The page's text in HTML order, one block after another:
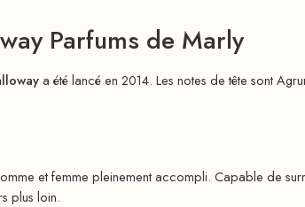
Parfums de Marly
a été lancé en 2014. Les notes de tête sont
et femme pleinement accompli. Capable de
plus loin.